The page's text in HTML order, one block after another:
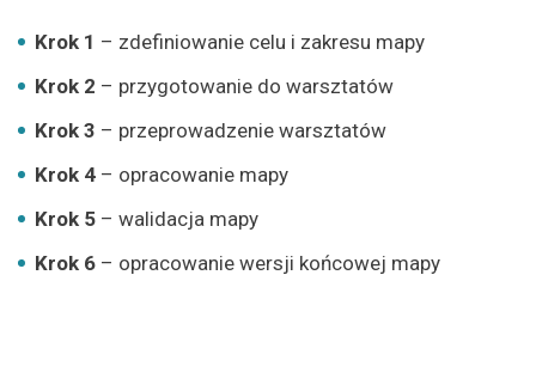
Krok 1 – zdefiniowanie celu i zakresu mapy
Krok 2 – przygotowanie do warsztatów
Krok 3 – przeprowadzenie warsztatów
Krok 4 – opracowanie mapy
Krok 5 – walidacja mapy
Krok 6 – opracowanie wersji końcowej mapy